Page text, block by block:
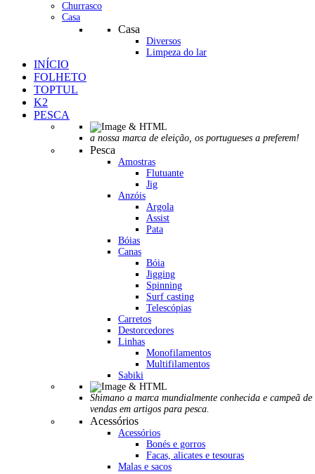
Churrasco
Casa
Casa
Diversos
Limpeza do lar
INÍCIO
FOLHETO
TOPTUL
K2
PESCA
a nossa marca de eleição, os portugueses a preferem!
Pesca
Amostras
Flutuante
Jig
Anzóis
Argola
Assist
Pata
Bóias
Canas
Bóia
Jigging
Spinning
Surf casting
Telescópias
Carretos
Destorcedores
Linhas
Monofilamentos
Multifilamentos
Sabiki
Shimano a marca mundialmente conhecida e campeã de
vendas em artigos para pesca.
Acessórios
Acessórios
Bonés e gorros
Facas, alicates e tesouras
Malas e sacos